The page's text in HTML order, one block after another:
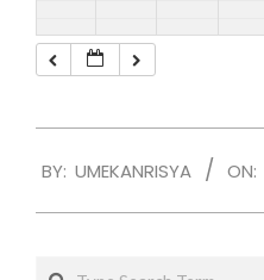
01-
BY: UMEKANRISYA ON:
Search